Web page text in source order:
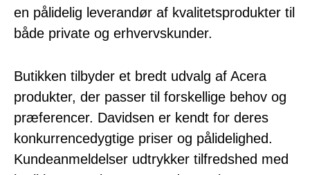
en pålidelig leverandør af kvalitetsprodukter til
både private og erhvervskunder.
Butikken tilbyder et bredt udvalg af Acera
produkter, der passer til forskellige behov og
præferencer. Davidsen er kendt for deres
konkurrencedygtige priser og pålidelighed.
Kundeanmeldelser udtrykker tilfredshed med